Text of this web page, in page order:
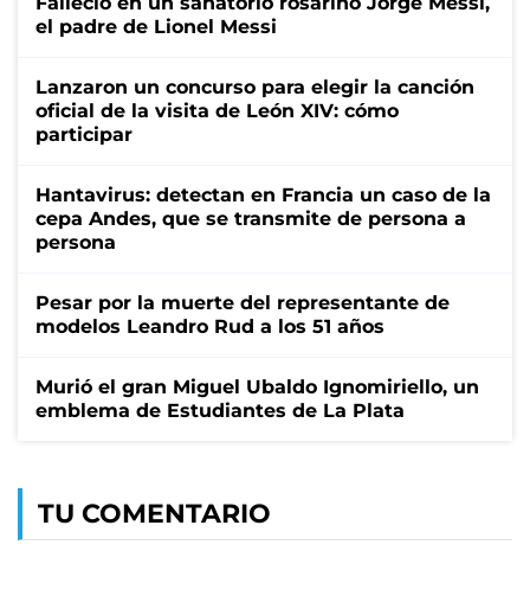
el padre de Lionel Messi
Lanzaron un concurso para elegir la canción
oficial de la visita de León XIV: cómo
participar
Hantavirus: detectan en Francia un caso de la
cepa Andes, que se transmite de persona a
persona
Pesar por la muerte del representante de
modelos Leandro Rud a los 51 años
Murió el gran Miguel Ubaldo Ignomiriello, un
emblema de Estudiantes de La Plata
TU COMENTARIO